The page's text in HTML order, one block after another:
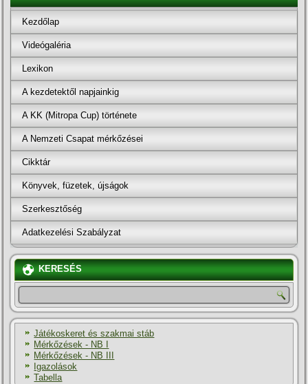
Kezdőlap
Videógaléria
Lexikon
A kezdetektől napjainkig
A KK (Mitropa Cup) története
A Nemzeti Csapat mérkőzései
Cikktár
Könyvek, füzetek, újságok
Szerkesztőség
Adatkezelési Szabályzat
KERESÉS
Játékoskeret és szakmai stáb
Mérkőzések - NB I
Mérkőzések - NB III
Igazolások
Tabella